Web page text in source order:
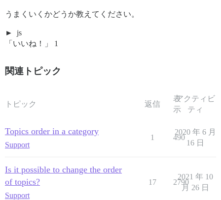
うまくいくかどうか教えてください。
js
「いいね！」 1
関連トピック
トピック 返信
表
示
アクティビ
ティ
Topics order in a category
Support
1 490
2020 年 6 月
16 日
Is it possible to change the order
of topics?
Support
17 2790
2021 年 10
月 26 日